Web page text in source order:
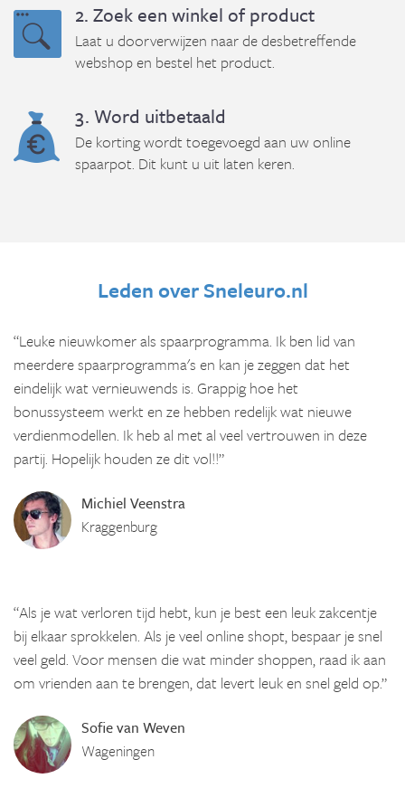
2. Zoek een winkel of product
Laat u doorverwijzen naar de desbetreffende
webshop en bestel het product.
3. Word uitbetaald
De korting wordt toegevoegd aan uw online
spaarpot. Dit kunt u uit laten keren.
Leden over Sneleuro.nl
“Leuke nieuwkomer als spaarprogramma. Ik ben lid van
meerdere spaarprogramma's en kan je zeggen dat het
eindelijk wat vernieuwends is. Grappig hoe het
bonussysteem werkt en ze hebben redelijk wat nieuwe
verdienmodellen. Ik heb al met al veel vertrouwen in deze
partij. Hopelijk houden ze dit vol!!”
Michiel Veenstra
Kraggenburg
“Als je wat verloren tijd hebt, kun je best een leuk zakcentje
bij elkaar sprokkelen. Als je veel online shopt, bespaar je snel
veel geld. Voor mensen die wat minder shoppen, raad ik aan
om vrienden aan te brengen, dat levert leuk en snel geld op.”
Sofie van Weven
Wageningen